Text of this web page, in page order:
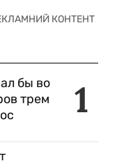
1
бы во
трем